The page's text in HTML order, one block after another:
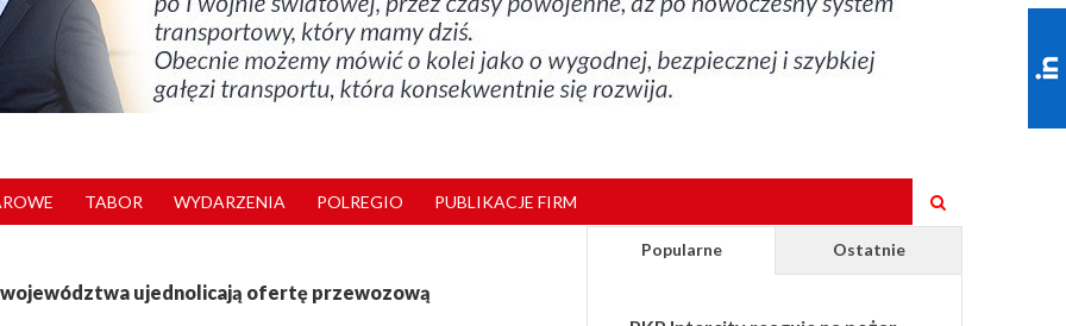
TABOR WYDARZENIA POLREGIO PUBLIKACJE FIRM
województwa ujednolicają ofertę przewozową
Popularne Ostatnie